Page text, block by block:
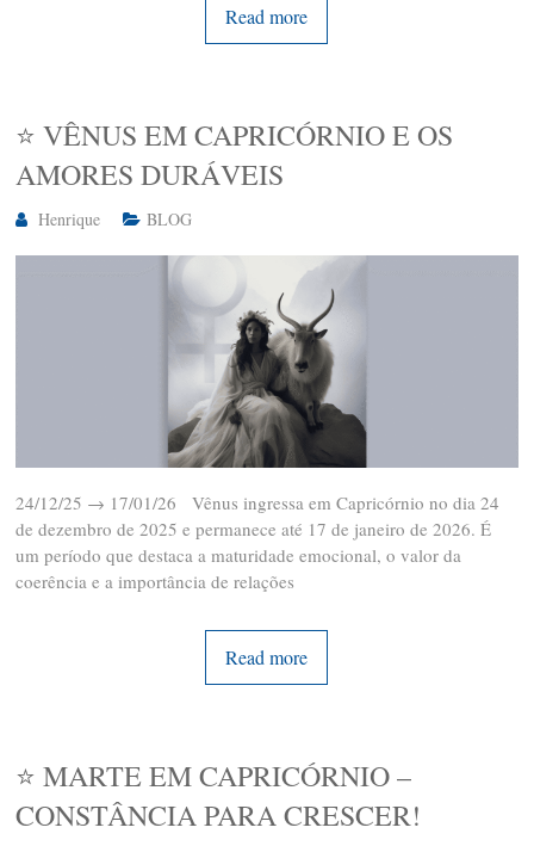
Read more
⭐ VÊNUS EM CAPRICÓRNIO E OS
AMORES DURÁVEIS
Henrique BLOG
24/12/25 → 17/01/26 Vênus ingressa em Capricórnio no dia 24
de dezembro de 2025 e permanece até 17 de janeiro de 2026. É
um período que destaca a maturidade emocional, o valor da
coerência e a importância de relações
Read more
⭐ MARTE EM CAPRICÓRNIO –
CONSTÂNCIA PARA CRESCER!